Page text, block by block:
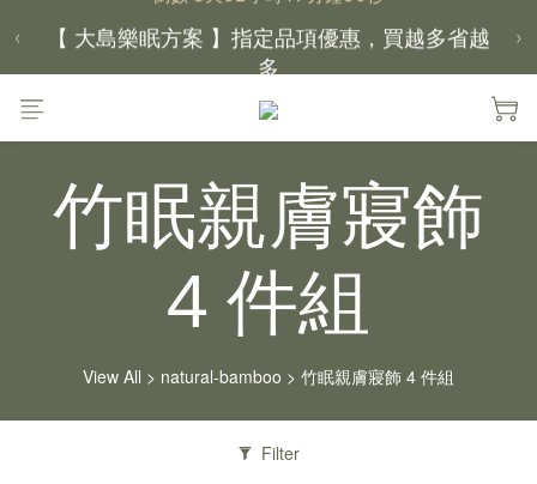
【 大島樂眠方案 】指定品項優惠，買越多省越
多
【新家入厝禮】新家起點，送上祝福
【 涼感家族 】天氣越熱，優惠越多
父親節｜靠山計劃，最高折 $2,500
倒數 3天02小時17分鐘49秒
‹ ›
竹眠親膚寢飾
4 件組
View All > natural-bamboo > 竹眠親膚寢飾 4 件組
Filter